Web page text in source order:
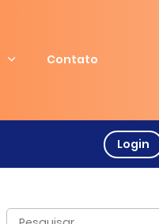
Contato
Login